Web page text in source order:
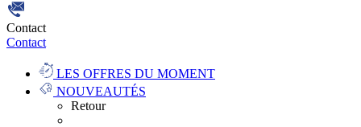
Contact
Contact
LES OFFRES DU MOMENT
NOUVEAUTÉS
Retour